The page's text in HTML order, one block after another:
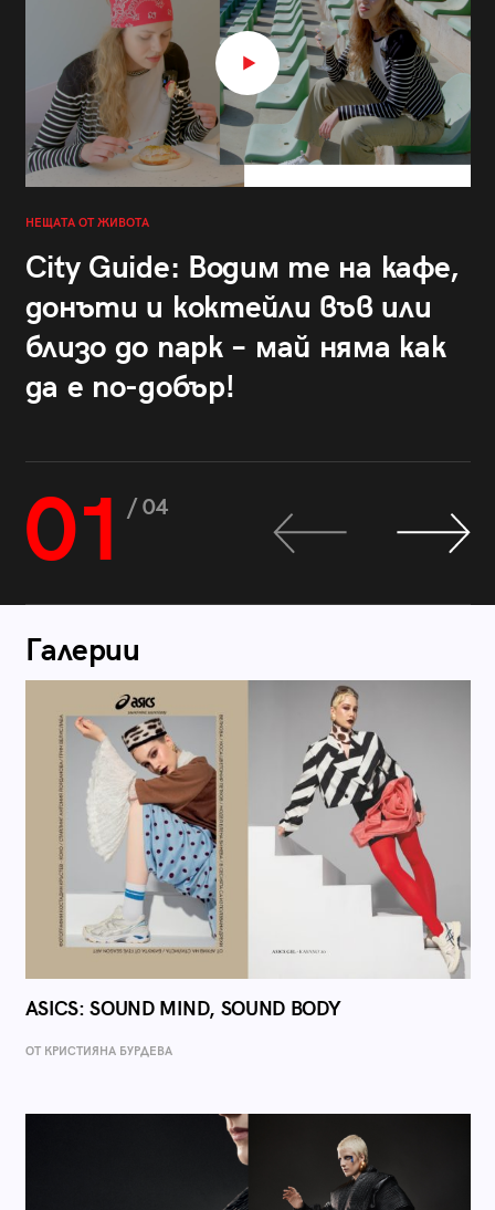
НЕЩАТА ОТ ЖИВОТА
City Guide: Водим те на кафе,
донъти и коктейли във или
близо до парк – май няма как
да е по-добър!
01 / 04
Галерии
ASICS: SOUND MIND, SOUND BODY
ОТ КРИСТИЯНА БУРДЕВА